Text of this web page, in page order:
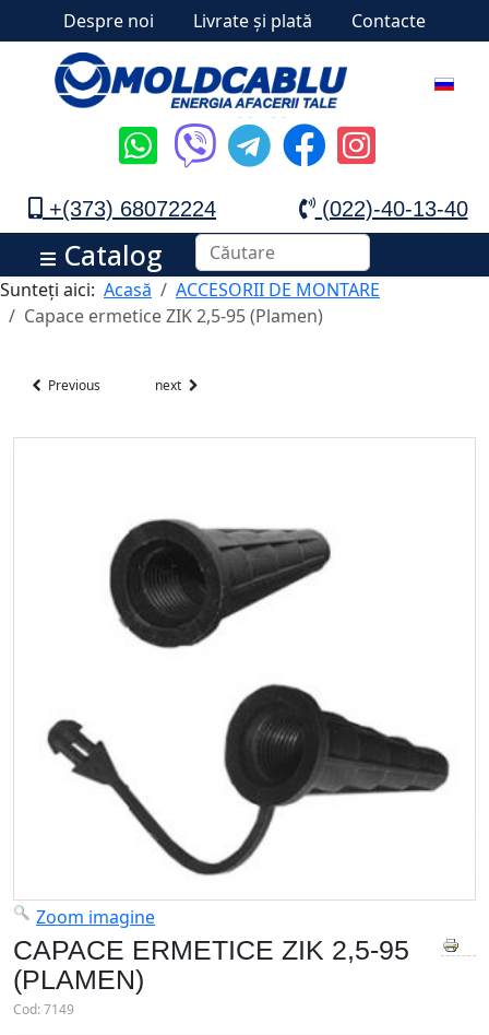
Despre noi Livrate și plată Contacte
+(373) 68072224 (022)-40-13-40
Catalog
Sunteți aici: Acasă
ACCESORII DE MONTARE
Capace ermetice ZIK 2,5-95 (Plamen)
Previous next
Zoom imagine
CAPACE ERMETICE ZIK 2,5-95
(PLAMEN)
Cod:7149